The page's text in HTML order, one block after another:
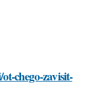
chego-zavisit-